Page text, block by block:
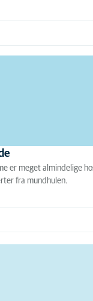
er meget almindelige
fra mundhulen.